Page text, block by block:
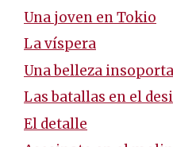
Una joven en Tokio
La víspera
Una belleza
Las batallas en el
El detalle